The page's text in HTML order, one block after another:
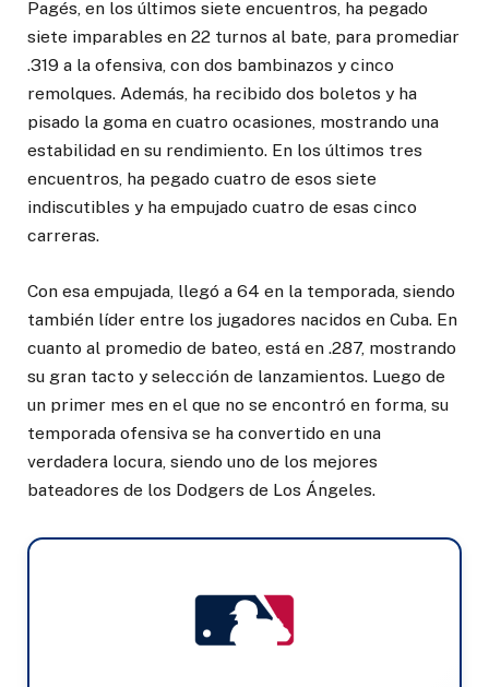
Pagés, en los últimos siete encuentros, ha pegado
siete imparables en 22 turnos al bate, para promediar
.319 a la ofensiva, con dos bambinazos y cinco
remolques. Además, ha recibido dos boletos y ha
pisado la goma en cuatro ocasiones, mostrando una
estabilidad en su rendimiento. En los últimos tres
encuentros, ha pegado cuatro de esos siete
indiscutibles y ha empujado cuatro de esas cinco
carreras.
Con esa empujada, llegó a 64 en la temporada, siendo
también líder entre los jugadores nacidos en Cuba. En
cuanto al promedio de bateo, está en .287, mostrando
su gran tacto y selección de lanzamientos. Luego de
un primer mes en el que no se encontró en forma, su
temporada ofensiva se ha convertido en una
verdadera locura, siendo uno de los mejores
bateadores de los Dodgers de Los Ángeles.